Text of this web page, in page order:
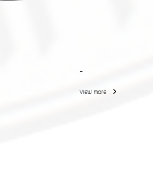
-
View more